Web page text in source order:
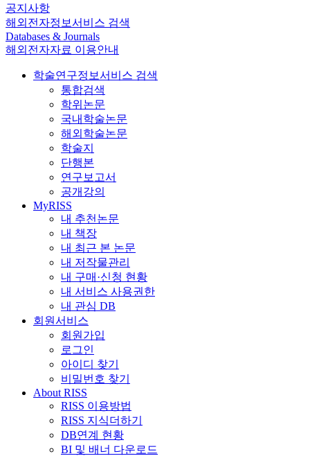
공지사항
해외전자정보서비스 검색
Databases & Journals
해외전자자료 이용안내
학술연구정보서비스 검색
통합검색
학위논문
국내학술논문
해외학술논문
학술지
단행본
연구보고서
공개강의
MyRISS
내 추천논문
내 책장
내 최근 본 논문
내 저작물관리
내 구매·신청 현황
내 서비스 사용권한
내 관심 DB
회원서비스
회원가입
로그인
아이디 찾기
비밀번호 찾기
About RISS
RISS 이용방법
RISS 지식더하기
DB연계 현황
BI 및 배너 다운로드